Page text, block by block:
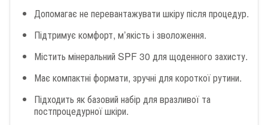
Допомагає не перевантажувати шкіру після процедур.
Підтримує комфорт, м’якість і зволоження.
Містить мінеральний SPF 30 для щоденного захисту.
Має компактні формати, зручні для короткої рутини.
Підходить як базовий набір для вразливої та
постпроцедурної шкіри.